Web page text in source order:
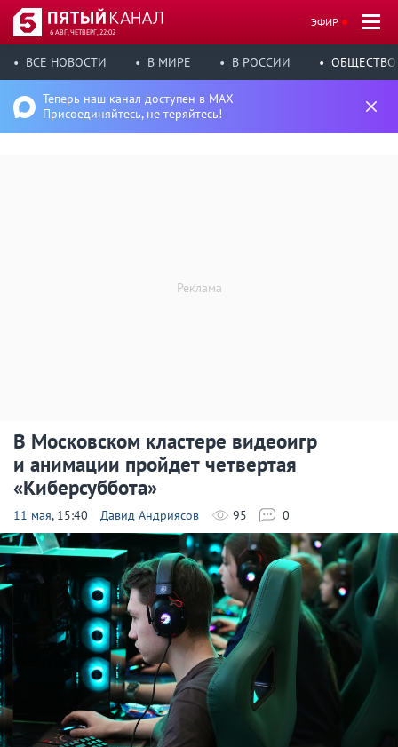
6 АВГ, ЧЕТВЕРГ, 22:02
ЭФИР
ВСЕ НОВОСТИ В МИРЕ В РОССИИ ОБЩЕСТВО
Теперь наш канал доступен в MAX
Присоединяйтесь, не теряйтесь!
В Московском кластере видеоигр
и анимации пройдет четвертая
«Киберсуббота»
11 мая, 15:40 Давид Андриясов 95 0